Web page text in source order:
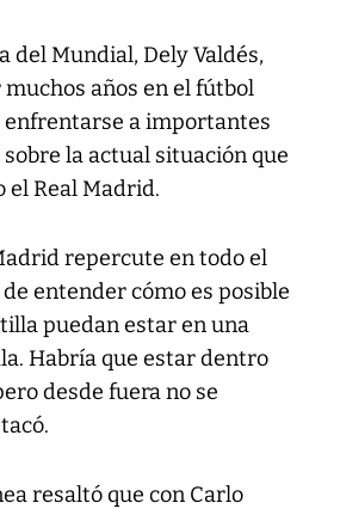
del Mundial, Dely Valdés,
años en el fútbol
enfrentarse a importantes
la actual situación que
el Real Madrid.
repercute en todo el
entender cómo es posible
puedan estar en una
Habría que estar dentro
desde fuera no se
resaltó que con Carlo